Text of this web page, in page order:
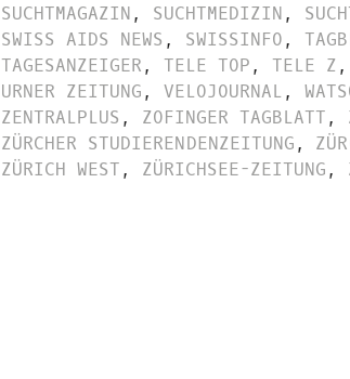
SUCHTMAGAZIN, SUCHTMEDIZIN,
SWISS AIDS NEWS , SWISSINFO,
TAGESANZEIGER, TELE TOP, TELE Z,
URNER ZEITUNG, VELOJOURNAL,
ZENTRALPLUS , ZOFINGER TAGBLATT,
ZÜRCHER STUDIERENDENZEITUNG,
ZÜRICH WEST, ZÜRICHSEE-ZEITUNG,